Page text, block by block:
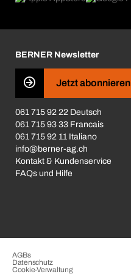
Business Conduct
BERNER Newsletter
Jetzt abonnieren
061 715 92 22 Deutsch
061 715 93 33 Francais
061 715 92 11 Italiano
info@berner-ag.ch
Kontakt & Kundenservice
FAQs und Hilfe
AGBs
Datenschutz
Cookie-Verwaltung